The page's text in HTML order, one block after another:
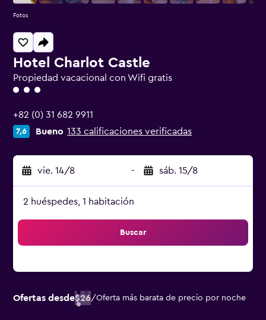
Hotel Charlot Castle
Propiedad vacacional con Wifi gratis
Categoría 3
+82 (0) 31 682 9911
7,6 Bueno 133 calificaciones verificadas
vie. 14/8 - sáb. 15/8
2 huéspedes, 1 habitación
Buscar
Ofertas desde$26/Oferta más barata de precio por noche
Fotos